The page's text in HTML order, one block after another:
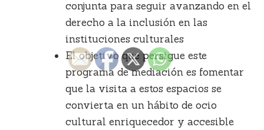
conjunta para seguir avanzando en el
derecho a la inclusión en las
instituciones culturales
El objetivo que persigue este
programa de mediación es fomentar
que la visita a estos espacios se
convierta en un hábito de ocio
cultural enriquecedor y accesible